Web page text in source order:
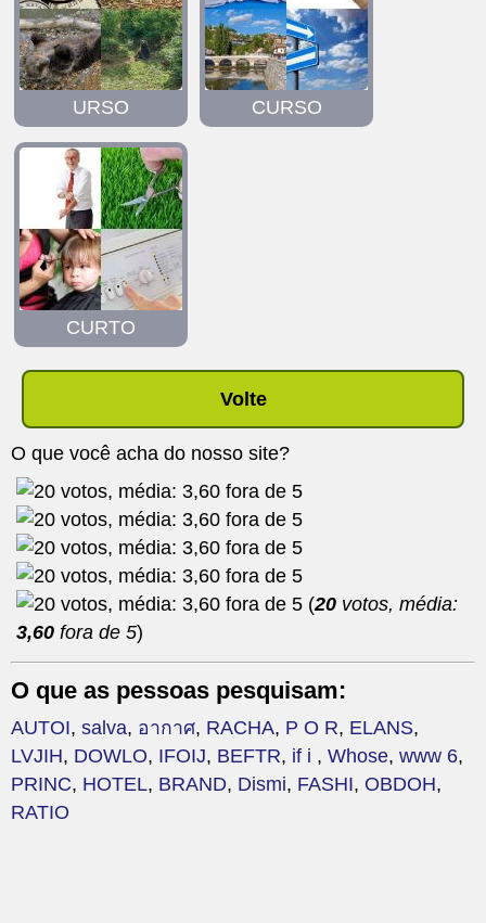
URSO CURSO
CURTO
Volte
O que você acha do nosso site?
(20 votos, média:
3,60 fora de 5)
O que as pessoas pesquisam:
AUTOI, salva, อากาศ, RACHA, P O R, ELANS,
LVJIH, DOWLO, IFOIJ, BEFTR, if i , Whose, www 6,
PRINC, HOTEL, BRAND, Dismi, FASHI, OBDOH,
RATIO